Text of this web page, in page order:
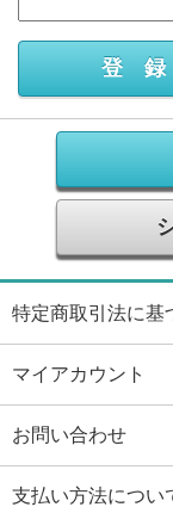
特定商取引法に基
マイアカウント
お問い合わせ
支払い方法につい